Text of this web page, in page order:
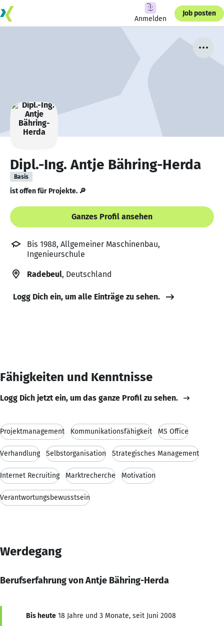
Anmelden
Job posten
Dipl.-Ing. Antje Bähring-Herda
Basis
ist offen für Projekte. 🔎
Ganzes Profil ansehen
Bis 1988, Allgemeiner Maschinenbau,
Ingenieurschule
Radebeul, Deutschland
Logg Dich ein, um alle Einträge zu sehen.
Fähigkeiten und Kenntnisse
Logg Dich jetzt ein, um das ganze Profil zu sehen.
Projektmanagement Kommunikationsfähigkeit MS Office
Verhandlung Selbstorganisation Strategisches Management
Internet Recruiting Marktrecherche Motivation
Verantwortungsbewusstsein
Werdegang
Berufserfahrung von Antje Bähring-Herda
Bis heute 18 Jahre und 3 Monate, seit Juni 2008